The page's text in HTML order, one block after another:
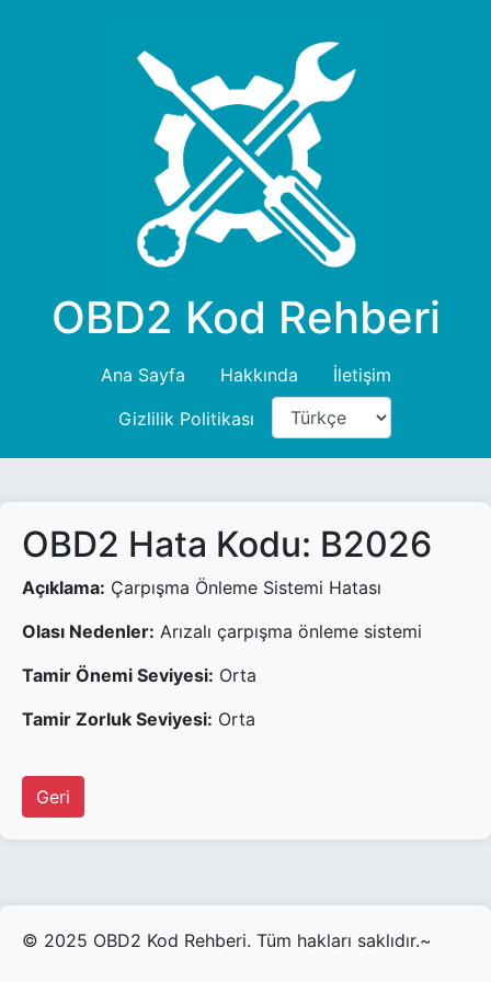
OBD2 Kod Rehberi
Ana Sayfa Hakkında
İletişim
Gizlilik Politikası
OBD2 Hata Kodu: B2026
Açıklama: Çarpışma Önleme Sistemi Hatası
Olası Nedenler: Arızalı çarpışma önleme sistemi
Tamir Önemi Seviyesi: Orta
Tamir Zorluk Seviyesi: Orta
Geri
© 2025 OBD2 Kod Rehberi. Tüm hakları saklıdır.~